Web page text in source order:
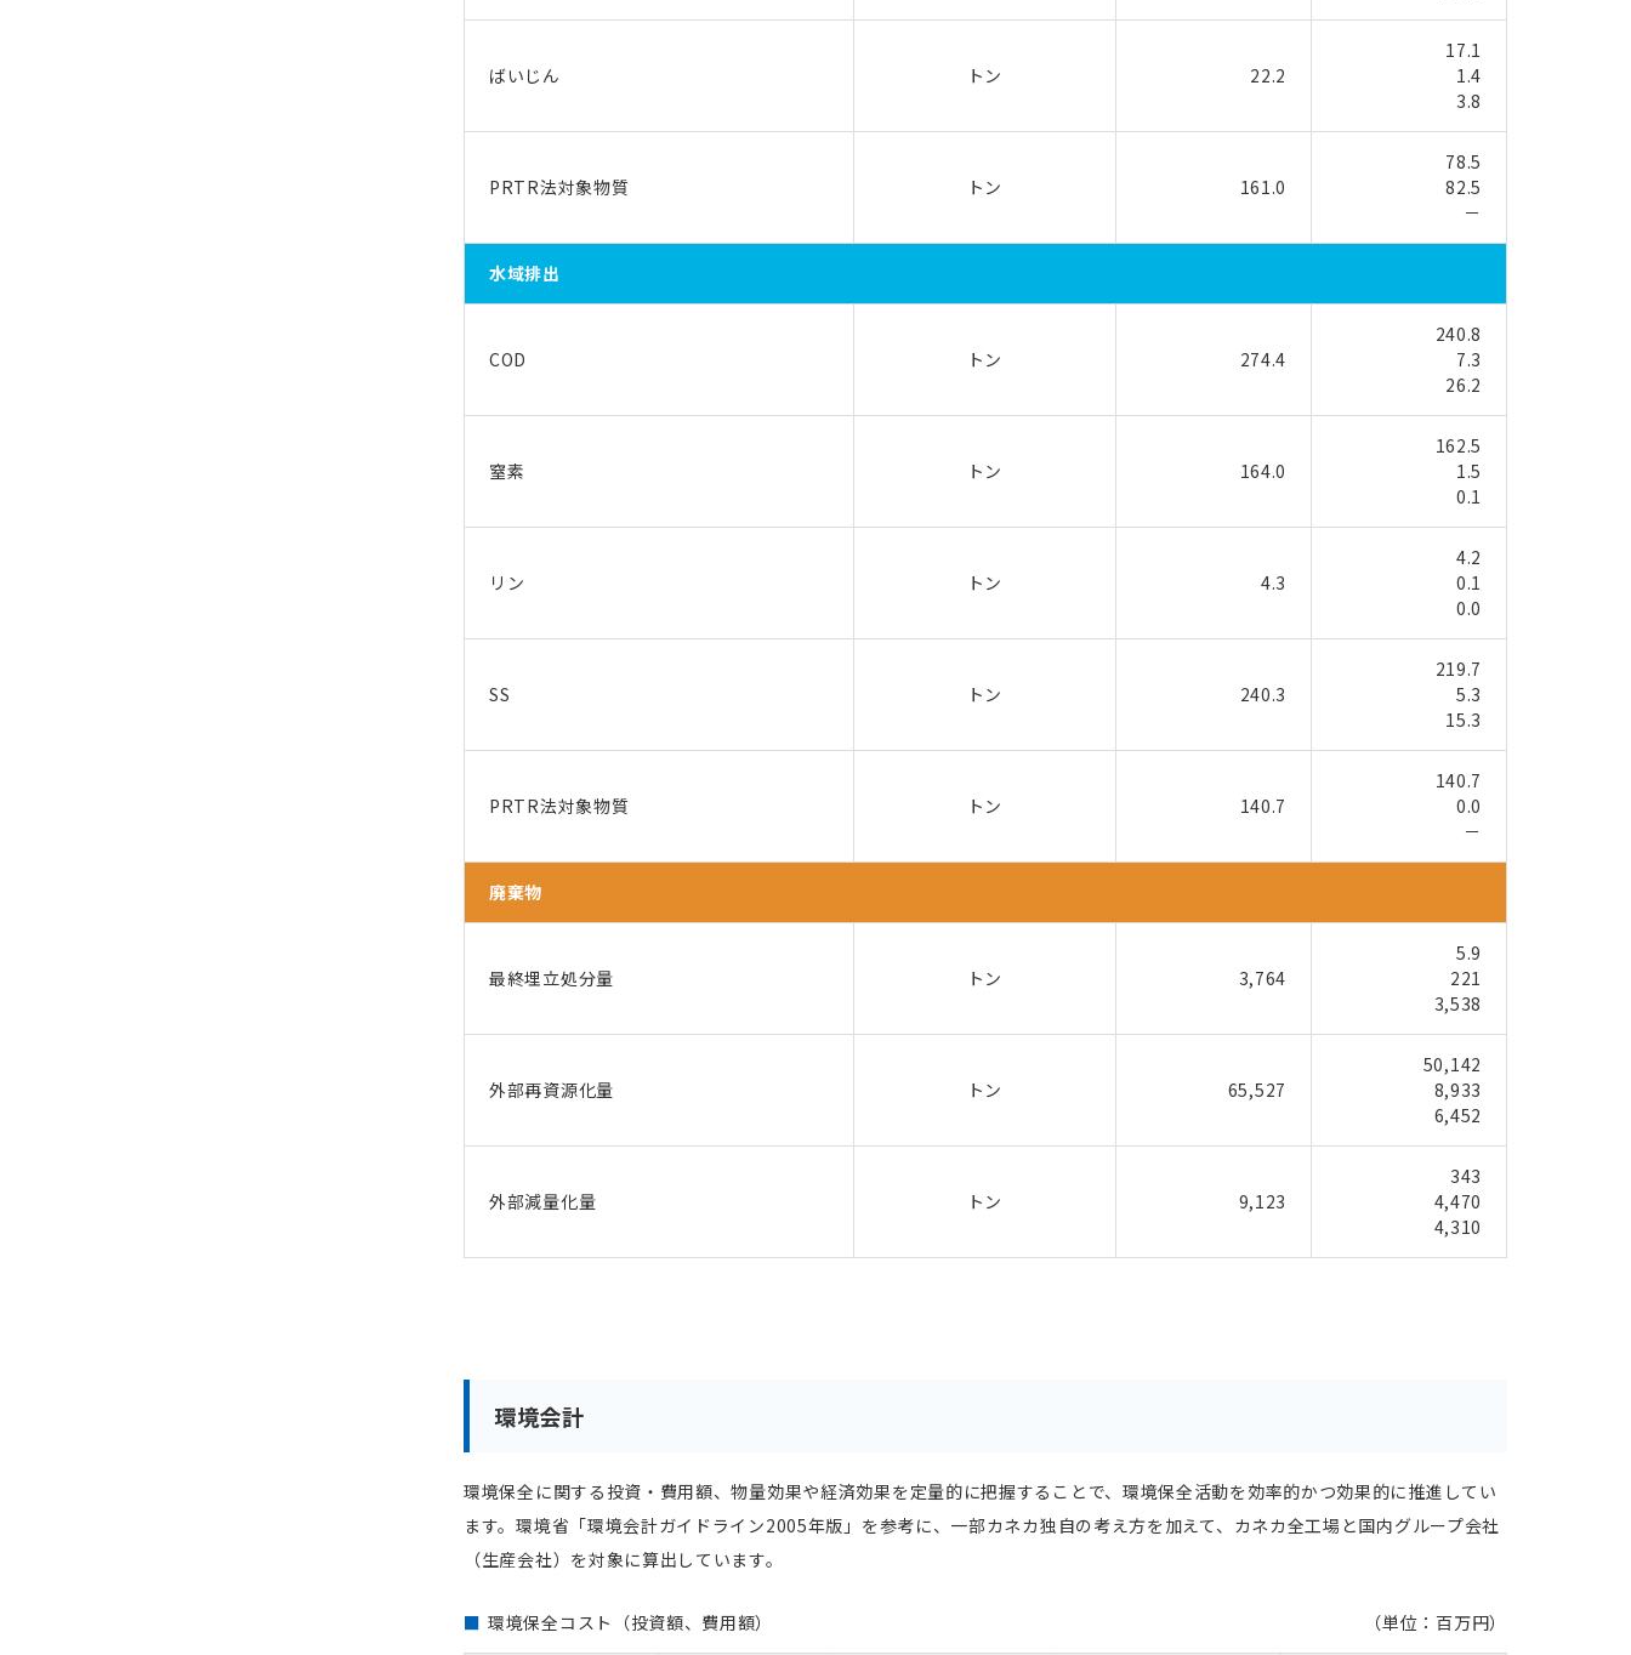
ばいじん トン 22.2
17.1
1.4
3.8
PRTR法対象物質 トン 161.0
78.5
82.5
－
水域排出
COD トン 274.4
240.8
7.3
26.2
窒素 トン 164.0
162.5
1.5
0.1
リン トン 4.3
4.2
0.1
0.0
SS トン 240.3
219.7
5.3
15.3
PRTR法対象物質 トン 140.7
140.7
0.0
－
廃棄物
最終埋立処分量 トン 3,764
5.9
221
3,538
外部再資源化量 トン 65,527
50,142
8,933
6,452
外部減量化量 トン 9,123
343
4,470
4,310
環境会計
環境保全に関する投資・費用額、物量効果や経済効果を定量的に把握することで、環境保全活動を効率的かつ効果的に推進してい
ます。環境省「環境会計ガイドライン2005年版」を参考に、一部カネカ独自の考え方を加えて、カネカ全工場と国内グループ会社
（生産会社）を対象に算出しています。
環境保全コスト（投資額、費用額） （単位：百万円）